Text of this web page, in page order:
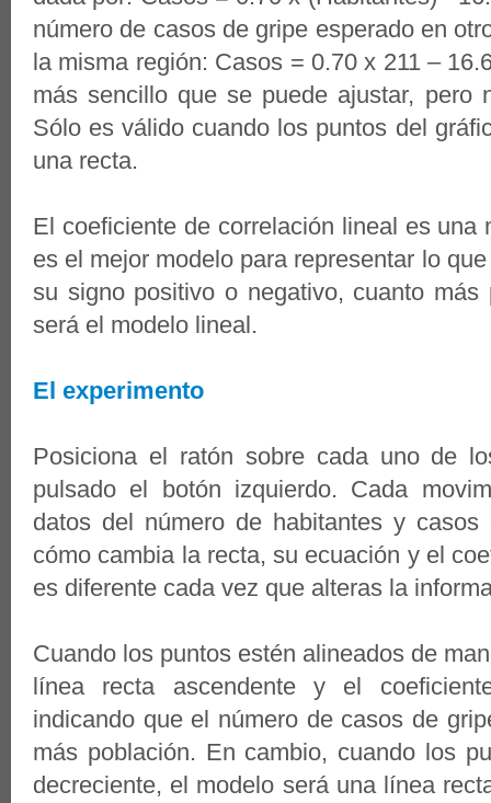
número de casos de gripe esperado en
la misma región: Casos = 0.70 x 211 –
más sencillo que se puede ajustar, pero
Sólo es válido cuando los puntos del
una recta.
El coeficiente de correlación lineal es una
es el mejor modelo para representar lo
su signo positivo o negativo, cuanto
será el modelo lineal.
El experimento
Posiciona el ratón sobre cada uno de
pulsado el botón izquierdo. Cada
datos del número de habitantes y
cómo cambia la recta, su ecuación y el
es diferente cada vez que alteras la
Cuando los puntos estén alineados de
línea recta ascendente y el
indicando que el número de casos de
más población. En cambio, cuando los
decreciente, el modelo será una línea